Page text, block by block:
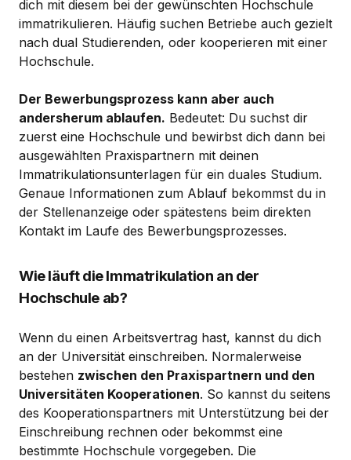
dich mit diesem bei der gewünschten Hochschule
immatrikulieren. Häufig suchen Betriebe auch gezielt
nach dual Studierenden, oder kooperieren mit einer
Hochschule.
Der Bewerbungsprozess kann aber auch
andersherum ablaufen. Bedeutet: Du suchst dir
zuerst eine Hochschule und bewirbst dich dann bei
ausgewählten Praxispartnern mit deinen
Immatrikulationsunterlagen für ein duales Studium.
Genaue Informationen zum Ablauf bekommst du in
der Stellenanzeige oder spätestens beim direkten
Kontakt im Laufe des Bewerbungsprozesses.
Wie läuft die Immatrikulation an der
Hochschule ab?
Wenn du einen Arbeitsvertrag hast, kannst du dich
an der Universität einschreiben. Normalerweise
bestehen zwischen den Praxispartnern und den
Universitäten Kooperationen. So kannst du seitens
des Kooperationspartners mit Unterstützung bei der
Einschreibung rechnen oder bekommst eine
bestimmte Hochschule vorgegeben. Die